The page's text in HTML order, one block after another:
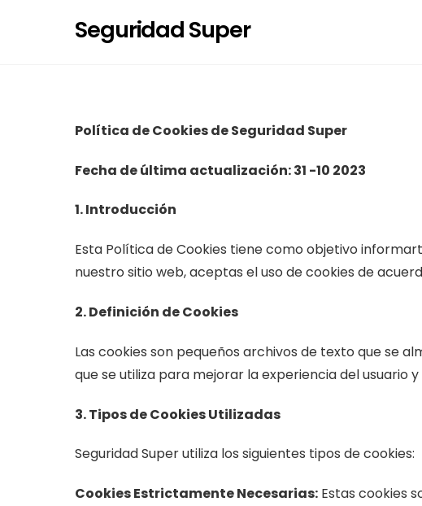
Seguridad Super
Política de Cookies de Seguridad Super
Fecha de última actualización: 31 -10 2023
1. Introducción
Esta Política de Cookies tiene como objetivo
nuestro sitio web, aceptas el uso de cookies de
2. Definición de Cookies
Las cookies son pequeños archivos de texto que se
que se utiliza para mejorar la experiencia del
3. Tipos de Cookies Utilizadas
Seguridad Super utiliza los siguientes tipos de cookies:
Cookies Estrictamente Necesarias: Estas cookies